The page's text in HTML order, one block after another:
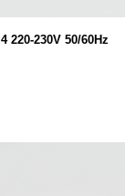
220-230V 50/60Hz